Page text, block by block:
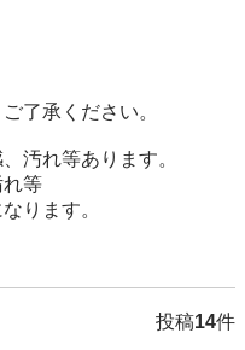
了承ください。
汚れ等あります。
等
ります。
投稿14件